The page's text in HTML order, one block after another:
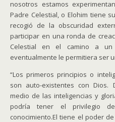
nosotros estamos
Padre Celestial, o Elohim tiene
recogió de la obscuridad
participar en una ronda de
Celestial en el camino a
eventualmente le permitiera ser
“Los primeros principios o
son auto-existentes con Dios.
medio de las inteligencias y
podría tener el privilegio
conocimiento.El tiene el poder